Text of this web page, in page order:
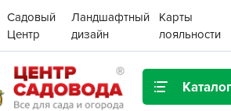
Садовый
Центр
Ландшафтный
дизайн
Карты
лояльности